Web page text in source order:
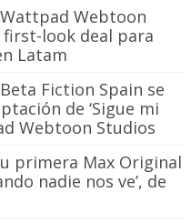
Webtoon
look deal para
Latam
Fiction Spain se
de ‘Sigue mi
Webtoon Studios
primera Max Original
nadie nos ve’, de